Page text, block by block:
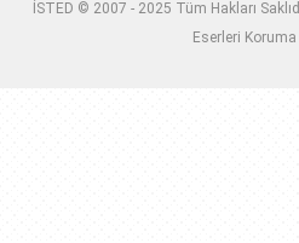
İSTED © 2007 - 2025 Tüm Hakları
Eserleri